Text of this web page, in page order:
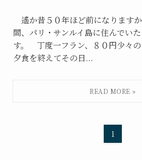
遙か昔５０年ほど前になります
間、パリ・サンルイ島に住んでい
す。 丁度一フラン、８０円少々
夕食を終えてその日...
1